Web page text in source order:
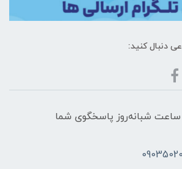
دنبال کنید:
هفت روز هفته ، ۲۴ ساعت شبانه‌روز پاسخگوی شما